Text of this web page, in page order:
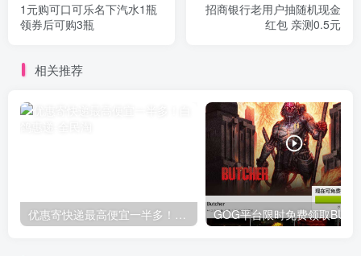
1元购可口可乐名下汽水1瓶
领券后可购3瓶
招商银行老用户抽随机现金
红包 亲测0.5元
相关推荐
优惠寄快递最高便宜一半多！白鸽惠递